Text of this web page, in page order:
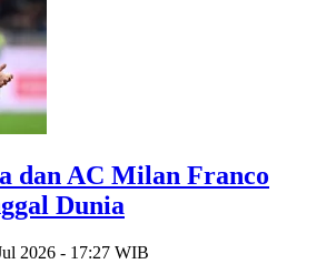
dan AC Milan Franco
Dunia
2026 - 17:27 WIB